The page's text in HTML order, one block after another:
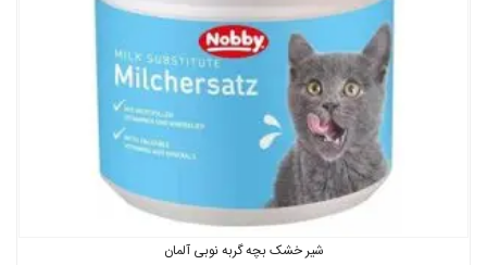
شیر خشک بچه گربه نوبی آلمان